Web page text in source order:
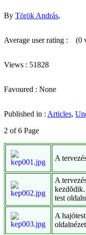
By Török András,
Average user rating : (0
Views : 51828
Favoured : None
Published in : Articles,
2 of 6 Page
A
A
test
A